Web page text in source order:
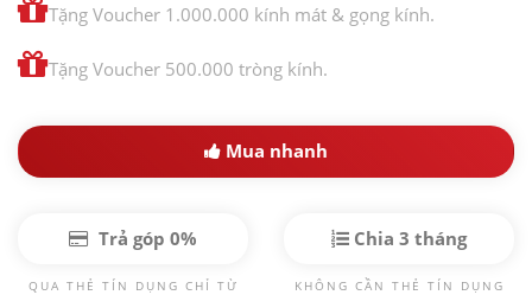
Tặng Voucher 1.000.000 kính mát & gọng kính.
Tặng Voucher 500.000 tròng kính.
Mua nhanh
Trả góp 0%
QUA THẺ TÍN DỤNG CHỈ TỪ
Chia 3 tháng
KHÔNG CẦN THẺ TÍN DỤNG